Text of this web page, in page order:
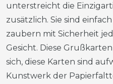
unterstreicht die
zusätzlich. Sie sind
zaubern mit Sicherheit
Gesicht. Diese
sich, diese Karten sind
Kunstwerk der